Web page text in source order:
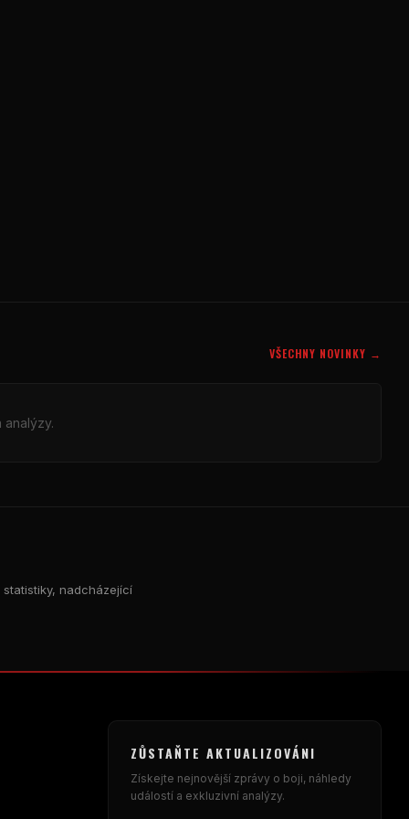
VŠECHNY NOVINKY →
nadcházející
ZŮSTAŇTE AKTUALIZOVÁNI
Získejte nejnovější zprávy o boji, náhledy
událostí a exkluzivní analýzy.